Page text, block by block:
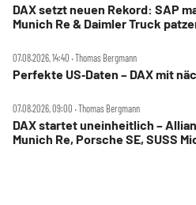
DAX setzt neuen Rekord: SAP
Munich Re & Daimler Truck
07.08.2026, 14:40 ‧ Thomas Bergmann
Perfekte US‑Daten – DAX mit
07.08.2026, 09:00 ‧ Thomas Bergmann
DAX startet uneinheitlich –
Munich Re, Porsche SE, SUSS